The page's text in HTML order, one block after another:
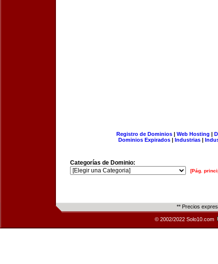
Registro de Dominios| Web Hosting |
Dominios Expirados | Industrias |
Categorías de Dominio:
[Pág.
** Precios
© 2002/2022 Solo10.com